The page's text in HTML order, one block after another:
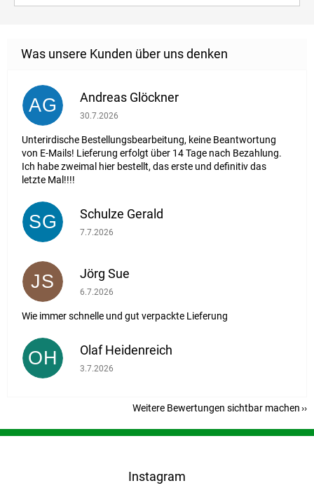
AG Andreas Glöckner
Die Shop-Bewertung beträgt 1 von 5 Sternen.
30.7.2026
Unterirdische Bestellungsbearbeitung, keine Beantwortung
von E-Mails! Lieferung erfolgt über 14 Tage nach Bezahlung.
Ich habe zweimal hier bestellt, das erste und definitiv das
letzte Mal!!!!
SG Schulze Gerald
Die Shop-Bewertung beträgt 5 von 5 Sternen.
7.7.2026
JS Jörg Sue
Die Shop-Bewertung beträgt 5 von 5 Sternen.
6.7.2026
Wie immer schnelle und gut verpackte Lieferung
OH Olaf Heidenreich
Die Shop-Bewertung beträgt 5 von 5 Sternen.
3.7.2026
Weitere Bewertungen sichtbar machen
F
Instagram